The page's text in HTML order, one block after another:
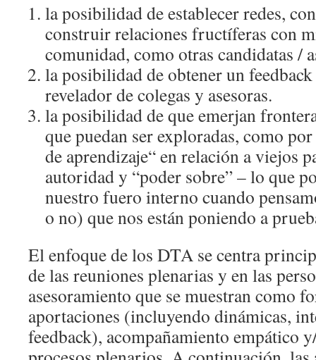
la posibilidad de establecer redes,
construir relaciones fructíferas con
comunidad, como otras candidatas /
la posibilidad de obtener un
revelador de colegas y asesoras.
la posibilidad de que emerjan
que puedan ser exploradas, como
de aprendizaje“ en relación a viejos
autoridad y “poder sobre” – lo que
nuestro fuero interno cuando
o no) que nos están poniendo a
El enfoque de los DTA se centra
de las reuniones plenarias y en las
asesoramiento que se muestran como
aportaciones (incluyendo dinámicas,
feedback), acompañamiento empático